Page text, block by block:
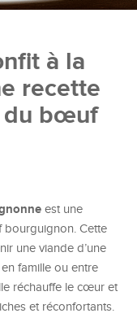
à la
recette
du bœuf
est une
Cette
une viande d’une
famille ou entre
réchauffe le cœur et
et réconfortants.